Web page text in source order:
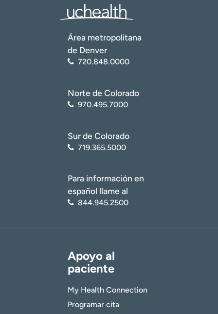
Área metropolitana
de Denver
720.848.0000
Norte de Colorado
970.495.7000
Sur de Colorado
719.365.5000
Para información en
español llame al
844.945.2500
Apoyo al
paciente
My Health Connection
Programar cita